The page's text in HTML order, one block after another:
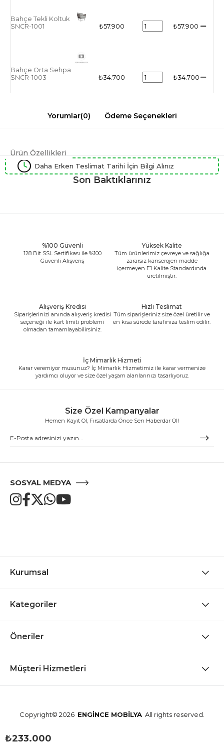
₺233.000
Bahçe Tekli Koltuk
SNCR-1001
₺57.900 ₺57.900
Bahçe Orta Sehpa
SNCR-1003
₺34.700 ₺34.700
Yorumlar(0) Ödeme Seçenekleri
Ürün Özellikleri
Daha Erken Teslimat Tarihi İçin Bilgi Alınız
Son Baktıklarınız
%100 Güvenli
128 Bit SSL Sertifikası ile %100
Güvenli Alışveriş
Yüksek Kalite
Tüm ürünlerimiz çevreye ve sağlığa
zararsız kanserojen madde
içermeyen E1 Kalite Standardında
üretilmiştir.
Alışveriş Kredisi
Siparişlerinizi anında alışveriş kredisi
seçeneği ile kart limiti problemi
olmadan tamamlayabilirsiniz.
Hızlı Teslimat
Tüm siparişleriniz size özel üretilir ve
en kısa sürede tarafınıza teslim edilir.
İç Mimarlık Hizmeti
Karar veremiyor musunuz? İç Mimarlık Hizmetimiz ile karar vermenize
yardımcı oluyor ve size özel yaşam alanlarınızı tasarlıyoruz.
Size Özel Kampanyalar
Hemen Kayıt Ol, Fırsatlarda Önce Sen Haberdar Ol!
SOSYAL MEDYA
Kurumsal
Kategoriler
Öneriler
Müşteri Hizmetleri
Copyright© 2026 ENGİNCE MOBİLYA All rights reserved.